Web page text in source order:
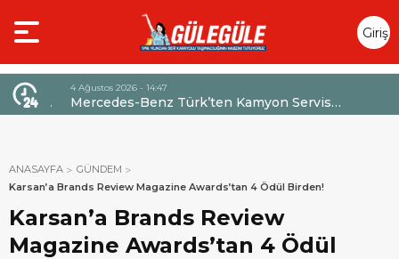
Giriş
Yap
4 Ağustos 2026 - 14:47
Mercedes-Benz Türk’ten Kamyon Servis
Sözleşmelerinde 36 Aya Varan Taksit İmkânı
ANASAYFA
GÜNDEM
Karsan’a Brands Review Magazine Awards’tan 4 Ödül Birden!
Karsan’a Brands Review
Magazine Awards’tan 4 Ödül